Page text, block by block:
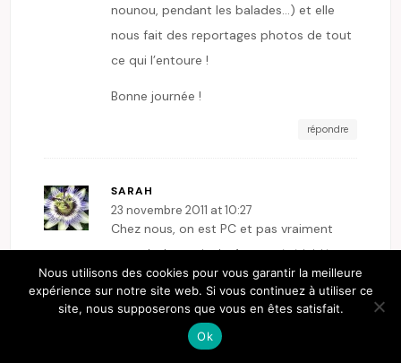
nounou, pendant les balades…) et elle
nous fait des reportages photos de tout
ce qui l’entoure !
Bonne journée !
répondre
SARAH
23 novembre 2011 at 10:27
Chez nous, on est PC et pas vraiment
console. Le petit de 4 ans a été initié aux
jeux video il y a peu, sur PC donc, mais il
y joue avec son papa, en équipe avec
chacun sa manette, jamais seul. Par
contre, cela dure plus de 15 mn ! Mais je
Nous utilisons des cookies pour vous garantir la meilleure
expérience sur notre site web. Si vous continuez à utiliser ce
site, nous supposerons que vous en êtes satisfait.
Ok